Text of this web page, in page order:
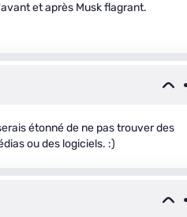
et après Musk flagrant.
étonné de ne pas trouver des
ou des logiciels. :)